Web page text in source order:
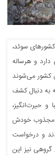
سوئد،
و هرساله
کشور می‌شوند
به دنبال کشف
حیرت‌انگیز،
را مجذوب خودش
و درخواست
گروهی نیز این